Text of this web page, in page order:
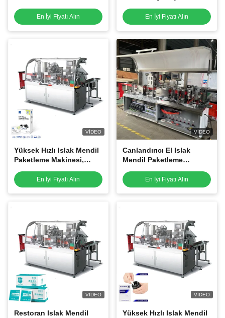
Garanti, catering ıslak
mendil yapma makinesi
En İyi Fiyatı Alın
Performans, alkol pedi
paketleme makinesi 80
En İyi Fiyatı Alın
VIDEO
Yüksek Hızlı Islak Mendil
Paketleme Makinesi,
yapma makinesi
En İyi Fiyatı Alın
VIDEO
Canlandırıcı El Islak
Mendil Paketleme
parça ıslak mendil yapma
makinesi
En İyi Fiyatı Alın
VIDEO
Restoran Islak Mendil
VIDEO
Yüksek Hızlı Islak Mendil